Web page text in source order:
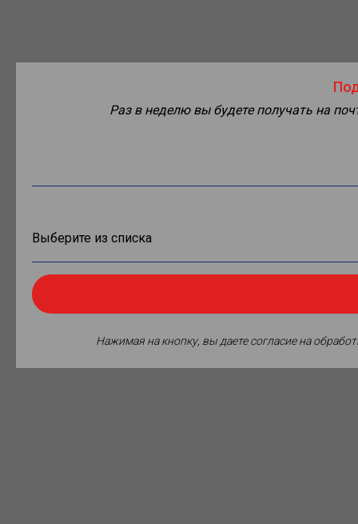
Раз в неделю вы будете получать на
Нажимая на кнопку, вы даете согласие на